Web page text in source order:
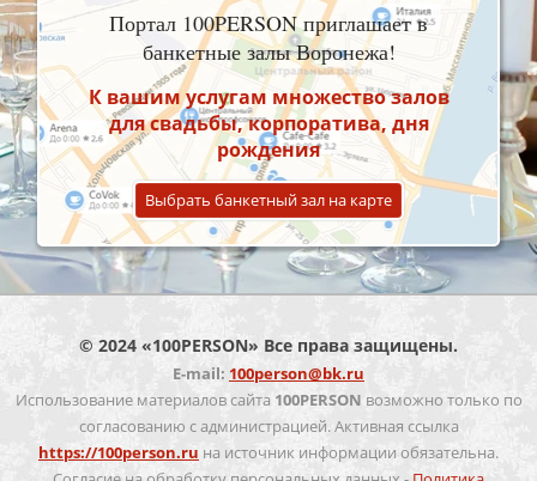
Портал 100PERSON приглашает в
банкетные залы Воронежа!
К вашим услугам множество залов
для свадьбы, корпоратива, дня
рождения
Выбрать банкетный зал на карте
© 2024 «100PERSON» Все права защищены.
E-mail: 100person@bk.ru
Использование материалов сайта 100PERSON возможно только по
согласованию с администрацией. Активная ссылка
https://100person.ru на источник информации обязательна.